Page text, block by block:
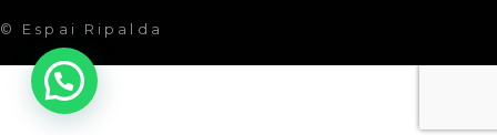
© Espai Ripalda